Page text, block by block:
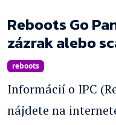
Reboots Go
zázrak alebo
reboots
Informácií o IPC
nájdete na